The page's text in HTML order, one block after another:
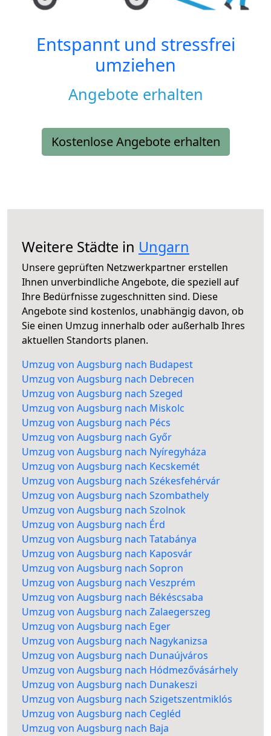
Entspannt und stressfrei
umziehen
Angebote erhalten
Kostenlose Angebote erhalten
Weitere Städte in Ungarn
Unsere geprüften Netzwerkpartner erstellen
Ihnen unverbindliche Angebote, die speziell auf
Ihre Bedürfnisse zugeschnitten sind. Diese
Angebote sind kostenlos, unabhängig davon, ob
Sie einen Umzug innerhalb oder außerhalb Ihres
aktuellen Standorts planen.
Umzug von Augsburg nach Budapest
Umzug von Augsburg nach Debrecen
Umzug von Augsburg nach Szeged
Umzug von Augsburg nach Miskolc
Umzug von Augsburg nach Pécs
Umzug von Augsburg nach Győr
Umzug von Augsburg nach Nyíregyháza
Umzug von Augsburg nach Kecskemét
Umzug von Augsburg nach Székesfehérvár
Umzug von Augsburg nach Szombathely
Umzug von Augsburg nach Szolnok
Umzug von Augsburg nach Érd
Umzug von Augsburg nach Tatabánya
Umzug von Augsburg nach Kaposvár
Umzug von Augsburg nach Sopron
Umzug von Augsburg nach Veszprém
Umzug von Augsburg nach Békéscsaba
Umzug von Augsburg nach Zalaegerszeg
Umzug von Augsburg nach Eger
Umzug von Augsburg nach Nagykanizsa
Umzug von Augsburg nach Dunaújváros
Umzug von Augsburg nach Hódmezővásárhely
Umzug von Augsburg nach Dunakeszi
Umzug von Augsburg nach Szigetszentmiklós
Umzug von Augsburg nach Cegléd
Umzug von Augsburg nach Baja